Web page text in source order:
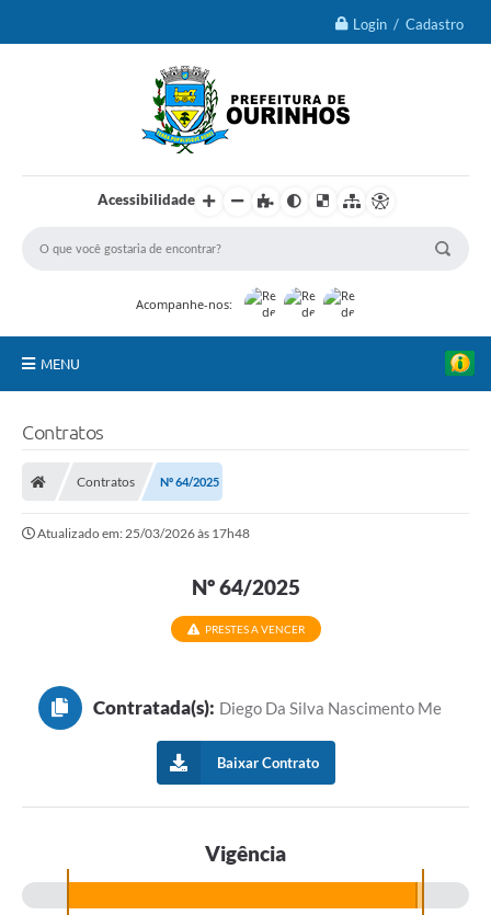
Login / Cadastro
Acessibilidade
Acompanhe-nos:
MENU
Portal da Transparência
Ouvidoria
Contratos
Contratos Nº 64/2025
Atualizado em: 25/03/2026 às 17h48
Nº 64/2025
PRESTES A VENCER
Contratada(s): Diego Da Silva Nascimento Me
Baixar Contrato
Vigência